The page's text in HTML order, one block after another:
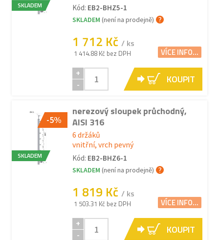
SKLADEM Kód: EB2-BHZ5-1
SKLADEM (není na prodejně)
1 712 Kč / ks
1 414.88 Kč bez DPH VÍCE INFO...
+
-
KOUPIT
-5%
SKLADEM
nerezový sloupek průchodný,
AISI 316
6 držáků
vnitřní, vrch pevný
Kód: EB2-BHZ6-1
SKLADEM (není na prodejně)
1 819 Kč / ks
1 503.31 Kč bez DPH VÍCE INFO...
+
-
KOUPIT